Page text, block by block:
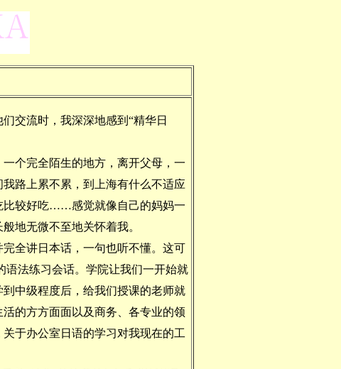
交流时，我深深地感到“精华日
个完全陌生的地方，离开父母，一
路上累不累，到上海有什么不适应
比较好吃……感觉就像自己的妈妈一
地无微不至地关怀着我。
全讲日本话，一句也听不懂。这可
法练习会话。学院让我们一开始就
中级程度后，给我们授课的老师就
的方方面面以及商务、各专业的领
于办公室日语的学习对我现在的工